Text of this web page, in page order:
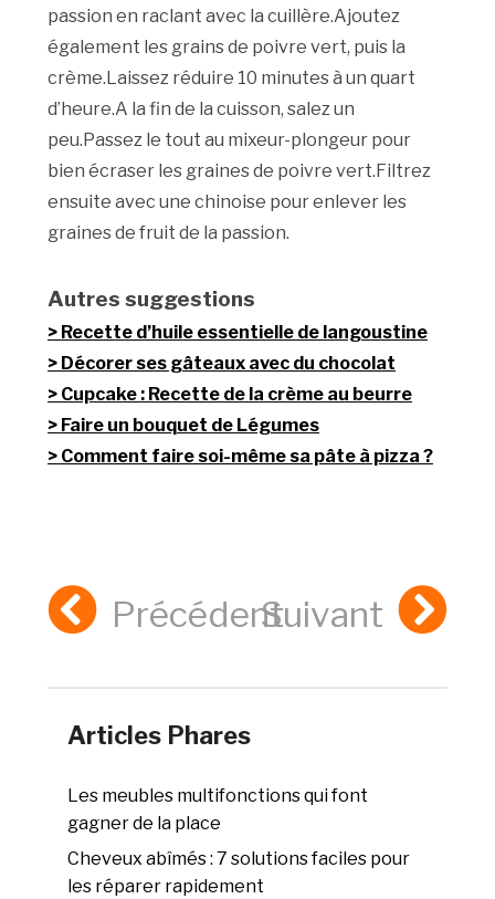
passion en raclant avec la cuillère.Ajoutez
également les grains de poivre vert, puis la
crème.Laissez réduire 10 minutes à un quart
d’heure.A la fin de la cuisson, salez un
peu.Passez le tout au mixeur-plongeur pour
bien écraser les graines de poivre vert.Filtrez
ensuite avec une chinoise pour enlever les
graines de fruit de la passion.
Autres suggestions
Recette d’huile essentielle de langoustine
Décorer ses gâteaux avec du chocolat
Cupcake : Recette de la crème au beurre
Faire un bouquet de Légumes
Comment faire soi-même sa pâte à pizza ?
PrécédentSuivant
Articles Phares
Les meubles multifonctions qui font
gagner de la place
Cheveux abîmés : 7 solutions faciles pour
les réparer rapidement